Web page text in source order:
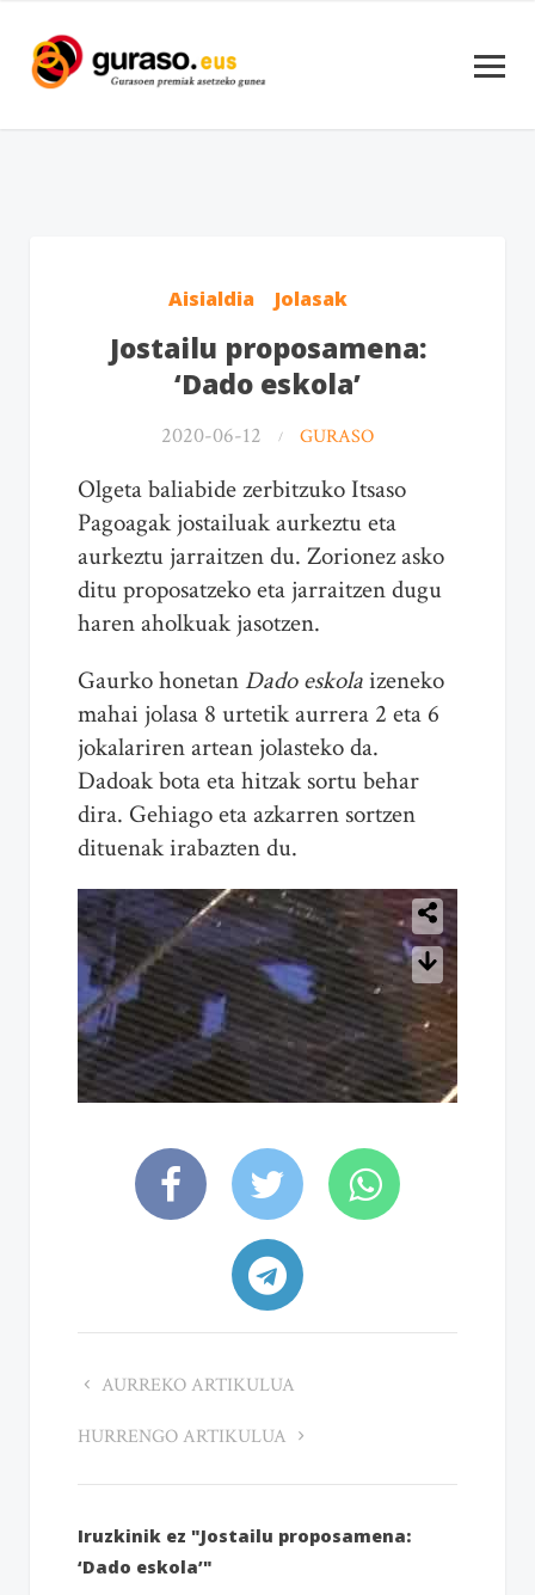
Aisialdia Jolasak
Jostailu proposamena:
‘Dado eskola’
2020-06-12 GURASO
Olgeta baliabide zerbitzuko Itsaso
Pagoagak jostailuak aurkeztu eta
aurkeztu jarraitzen du. Zorionez asko
ditu proposatzeko eta jarraitzen dugu
haren aholkuak jasotzen.
Gaurko honetan Dado eskolaizeneko
mahai jolasa 8 urtetik aurrera 2 eta 6
jokalariren artean jolasteko da.
Dadoak bota eta hitzak sortu behar
dira. Gehiago eta azkarren sortzen
dituenak irabazten du.
AURREKO ARTIKULUA
HURRENGO ARTIKULUA
Iruzkinik ez "Jostailu proposamena:
‘Dado eskola’"